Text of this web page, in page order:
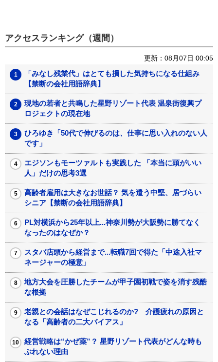
アクセスランキング（週間）
更新：08月07日 00:05
「みなし残業代」はとても損した気持ちになる仕組み
【禁断の会社用語辞典】
現地の若者と共鳴した星野リゾート代表 温泉街復興プ
ロジェクトの現在地
ひろゆき「50代で伸びるのは、仕事に思い入れのない人
です」
エジソンもモーツァルトも実践した 「本当に頭がいい
人」だけの思考3選
高齢者雇用は大きなお世話？ 気を遣う中堅、居づらい
シニア【禁断の会社用語辞典】
PL対横浜から25年以上...神奈川勢が大阪勢に勝てなく
なったのはなぜか？
スタバ店頭から経営まで...転職7回で得た「中途入社マ
ネージャーの極意」
地方大会を圧勝したチームが甲子園初戦で姿を消す残酷
な根拠
老親との会話はなぜこじれるのか? 介護疲れの原因と
なる「高齢者の二大バイアス」
経営戦略は“かぜ薬”？ 星野リゾート代表がどんな時も
ぶれない理由